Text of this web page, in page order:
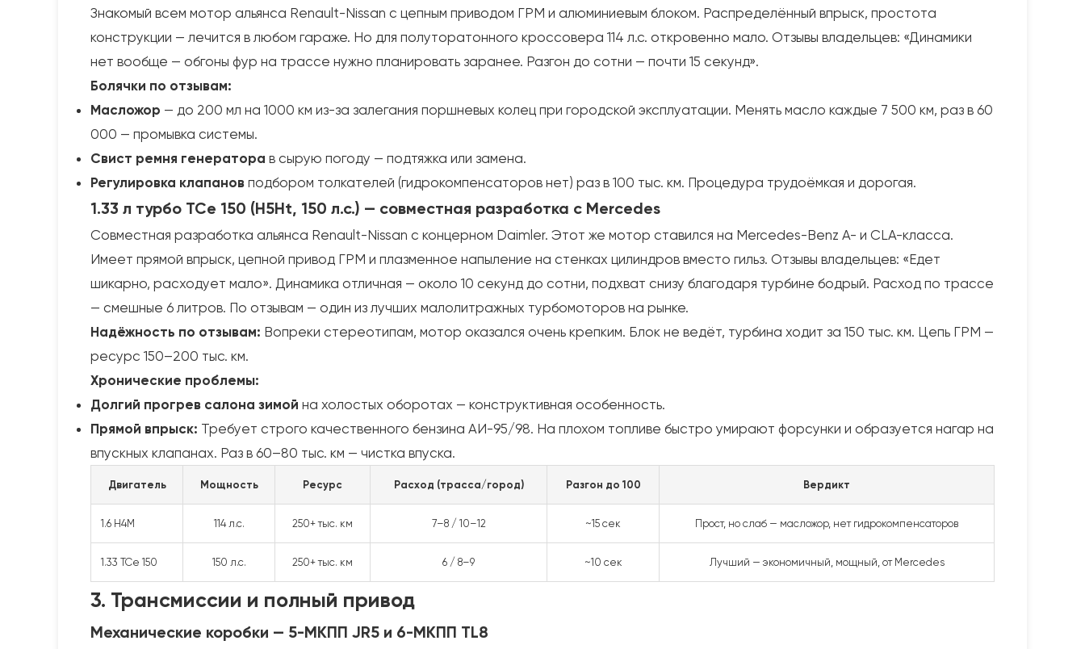
Знакомый всем мотор альянса Renault-Nissan с цепным приводом ГРМ и алюминиевым блоком. Распределённый впрыск, простота
конструкции — лечится в любом гараже. Но для полуторатонного кроссовера 114 л.с. откровенно мало. Отзывы владельцев: «Динамики
нет вообще — обгоны фур на трассе нужно планировать заранее. Разгон до сотни — почти 15 секунд».
Болячки по отзывам:
Масложор — до 200 мл на 1000 км из-за залегания поршневых колец при городской эксплуатации. Менять масло каждые 7 500 км, раз в 60
000 — промывка системы.
Свист ремня генератора в сырую погоду — подтяжка или замена.
Регулировка клапанов подбором толкателей (гидрокомпенсаторов нет) раз в 100 тыс. км. Процедура трудоёмкая и дорогая.
1.33 л турбо TCe 150 (H5Ht, 150 л.с.) — совместная разработка с Mercedes
Совместная разработка альянса Renault-Nissan с концерном Daimler. Этот же мотор ставился на Mercedes-Benz A- и CLA-класса.
Имеет прямой впрыск, цепной привод ГРМ и плазменное напыление на стенках цилиндров вместо гильз. Отзывы владельцев: «Едет
шикарно, расходует мало». Динамика отличная — около 10 секунд до сотни, подхват снизу благодаря турбине бодрый. Расход по трассе
— смешные 6 литров. По отзывам — один из лучших малолитражных турбомоторов на рынке.
Надёжность по отзывам: Вопреки стереотипам, мотор оказался очень крепким. Блок не ведёт, турбина ходит за 150 тыс. км. Цепь ГРМ —
ресурс 150–200 тыс. км.
Хронические проблемы:
Долгий прогрев салона зимой на холостых оборотах — конструктивная особенность.
Прямой впрыск: Требует строго качественного бензина АИ-95/98. На плохом топливе быстро умирают форсунки и образуется нагар на
впускных клапанах. Раз в 60–80 тыс. км — чистка впуска.
Двигатель Мощность Ресурс Расход (трасса/город) Разгон до 100 Вердикт
1.6 H4M 114 л.с. 250+ тыс. км 7–8 / 10–12 ~15 сек Прост, но слаб — масложор, нет гидрокомпенсаторов
1.33 TCe 150 150 л.с. 250+ тыс. км 6 / 8–9 ~10 сек Лучший — экономичный, мощный, от Mercedes
3. Трансмиссии и полный привод
Механические коробки — 5-МКПП JR5 и 6-МКПП TL8